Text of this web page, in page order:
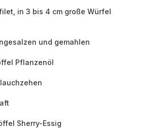
in 3 bis 4 cm große Würfel
und gemahlen
Pflanzenöl
Sherry-Essig